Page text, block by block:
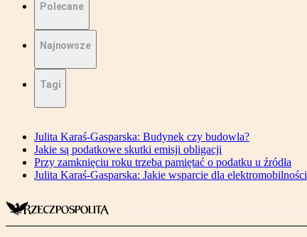
Polecane
Najnowsze
Tagi
Julita Karaś-Gasparska: Budynek czy budowla?
Jakie są podatkowe skutki emisji obligacji
Przy zamknięciu roku trzeba pamiętać o podatku u źródła
Julita Karaś-Gasparska: Jakie wsparcie dla elektromobilności